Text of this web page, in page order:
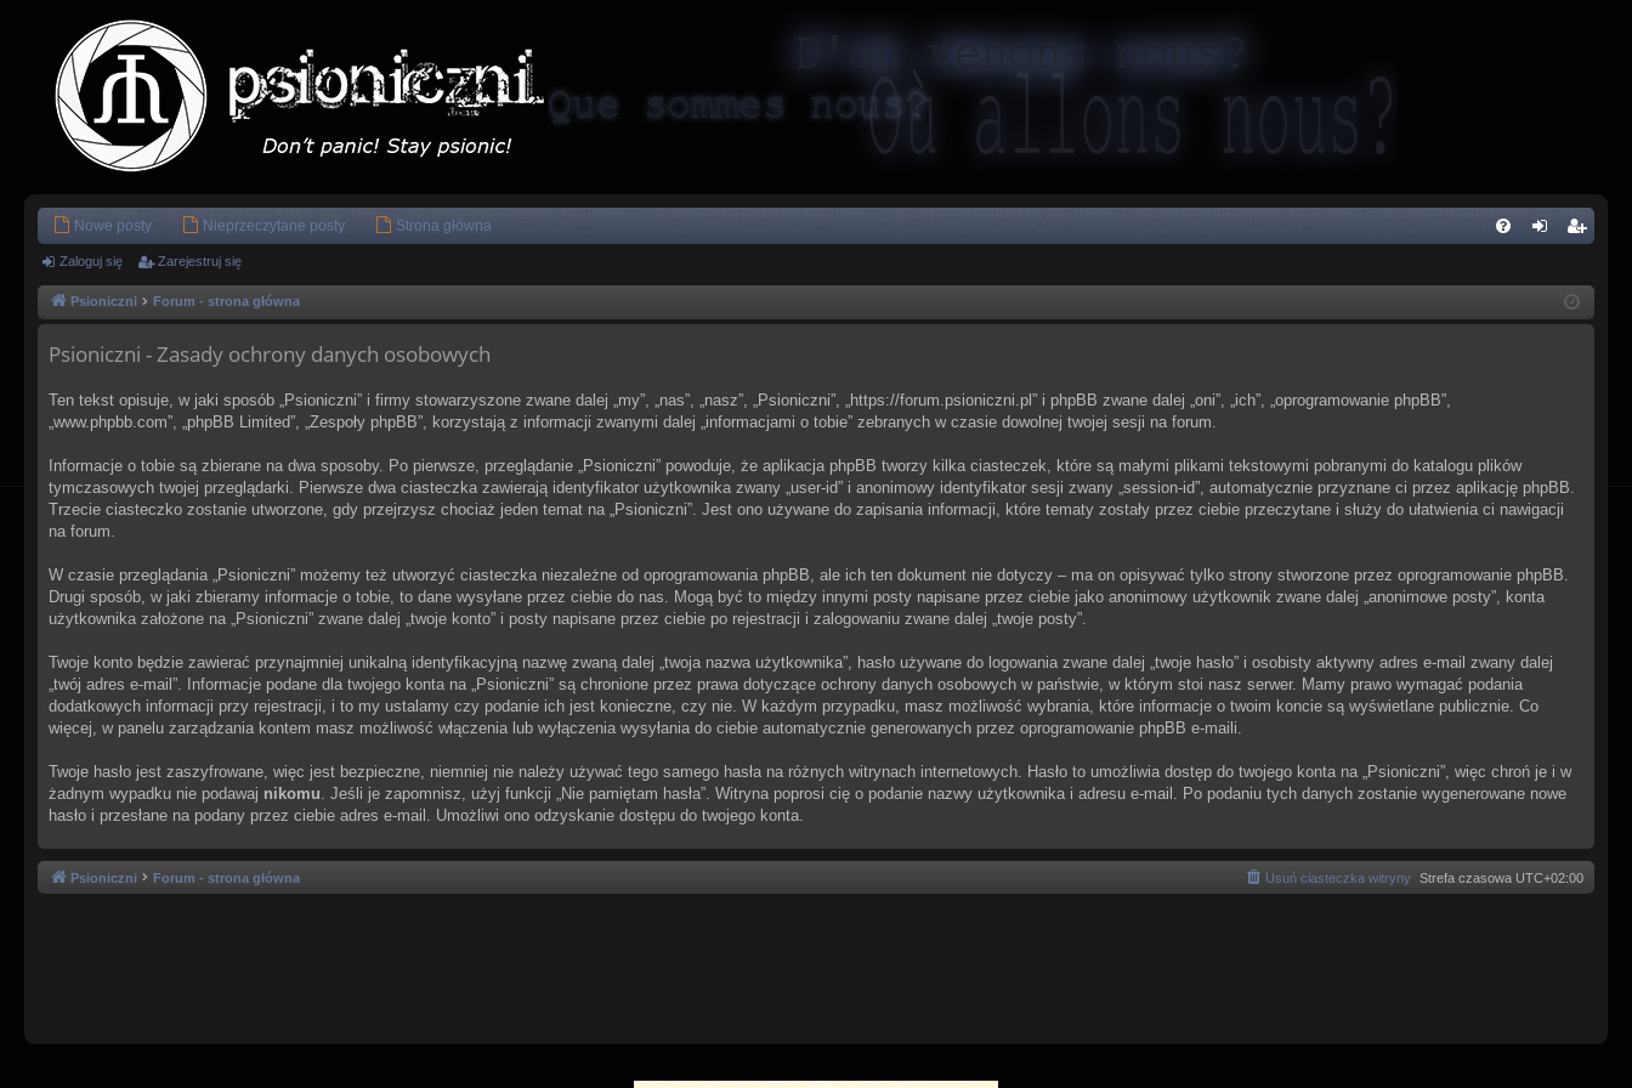
Nowe posty Nieprzeczytane posty Strona główna
ej
Zaloguj się Zarejestruj się
Psioniczni Forum - strona główna
Psioniczni - Zasady ochrony danych osobowych
Ten tekst opisuje, w jaki sposób „Psioniczni” i firmy stowarzyszone zwane dalej „my”, „nas”, „nasz”, „Psioniczni”, „https://forum.psioniczni.pl” i phpBB zwane dalej „oni”, „ich”, „oprogramowanie phpBB”,
„www.phpbb.com”, „phpBB Limited”, „Zespoły phpBB”, korzystają z informacji zwanymi dalej „informacjami o tobie” zebranych w czasie dowolnej twojej sesji na forum.
Informacje o tobie są zbierane na dwa sposoby. Po pierwsze, przeglądanie „Psioniczni” powoduje, że aplikacja phpBB tworzy kilka ciasteczek, które są małymi plikami tekstowymi pobranymi do katalogu plików
tymczasowych twojej przeglądarki. Pierwsze dwa ciasteczka zawierają identyfikator użytkownika zwany „user-id” i anonimowy identyfikator sesji zwany „session-id”, automatycznie przyznane ci przez aplikację phpBB.
Trzecie ciasteczko zostanie utworzone, gdy przejrzysz chociaż jeden temat na „Psioniczni”. Jest ono używane do zapisania informacji, które tematy zostały przez ciebie przeczytane i służy do ułatwienia ci nawigacji
na forum.
W czasie przeglądania „Psioniczni” możemy też utworzyć ciasteczka niezależne od oprogramowania phpBB, ale ich ten dokument nie dotyczy – ma on opisywać tylko strony stworzone przez oprogramowanie phpBB.
Drugi sposób, w jaki zbieramy informacje o tobie, to dane wysyłane przez ciebie do nas. Mogą być to między innymi posty napisane przez ciebie jako anonimowy użytkownik zwane dalej „anonimowe posty”, konta
użytkownika założone na „Psioniczni” zwane dalej „twoje konto” i posty napisane przez ciebie po rejestracji i zalogowaniu zwane dalej „twoje posty”.
Twoje konto będzie zawierać przynajmniej unikalną identyfikacyjną nazwę zwaną dalej „twoja nazwa użytkownika”, hasło używane do logowania zwane dalej „twoje hasło” i osobisty aktywny adres e-mail zwany dalej
„twój adres e-mail”. Informacje podane dla twojego konta na „Psioniczni” są chronione przez prawa dotyczące ochrony danych osobowych w państwie, w którym stoi nasz serwer. Mamy prawo wymagać podania
dodatkowych informacji przy rejestracji, i to my ustalamy czy podanie ich jest konieczne, czy nie. W każdym przypadku, masz możliwość wybrania, które informacje o twoim koncie są wyświetlane publicznie. Co
więcej, w panelu zarządzania kontem masz możliwość włączenia lub wyłączenia wysyłania do ciebie automatycznie generowanych przez oprogramowanie phpBB e-maili.
Twoje hasło jest zaszyfrowane, więc jest bezpieczne, niemniej nie należy używać tego samego hasła na różnych witrynach internetowych. Hasło to umożliwia dostęp do twojego konta na „Psioniczni”, więc chroń je i w
żadnym wypadku nie podawaj nikomu . Jeśli je zapomnisz, użyj funkcji „Nie pamiętam hasła”. Witryna poprosi cię o podanie nazwy użytkownika i adresu e-mail. Po podaniu tych danych zostanie wygenerowane nowe
hasło i przesłane na podany przez ciebie adres e-mail. Umożliwi ono odzyskanie dostępu do twojego konta.
Psioniczni Forum - strona główna Strefa czasowa UTC+02:00
Usuń ciasteczka witryny